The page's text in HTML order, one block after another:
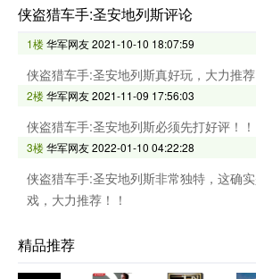
侠盗猎车手:圣安地列斯评论
1楼华军网友2021-10-10 18:07:59
侠盗猎车手:圣安地列斯真好玩，大力推荐
2楼华军网友2021-11-09 17:56:03
侠盗猎车手:圣安地列斯必须先打好评！！
3楼华军网友2022-01-10 04:22:28
侠盗猎车手:圣安地列斯非常独特，这确
戏，大力推荐！！
精品推荐